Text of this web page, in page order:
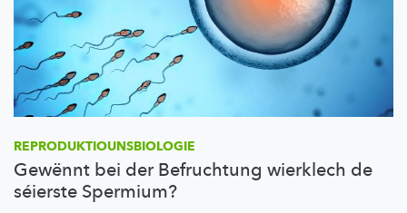
REPRODUKTIOUNSBIOLOGIE
Gewënnt bei der Befruchtung wierklech de
séierste Spermium?